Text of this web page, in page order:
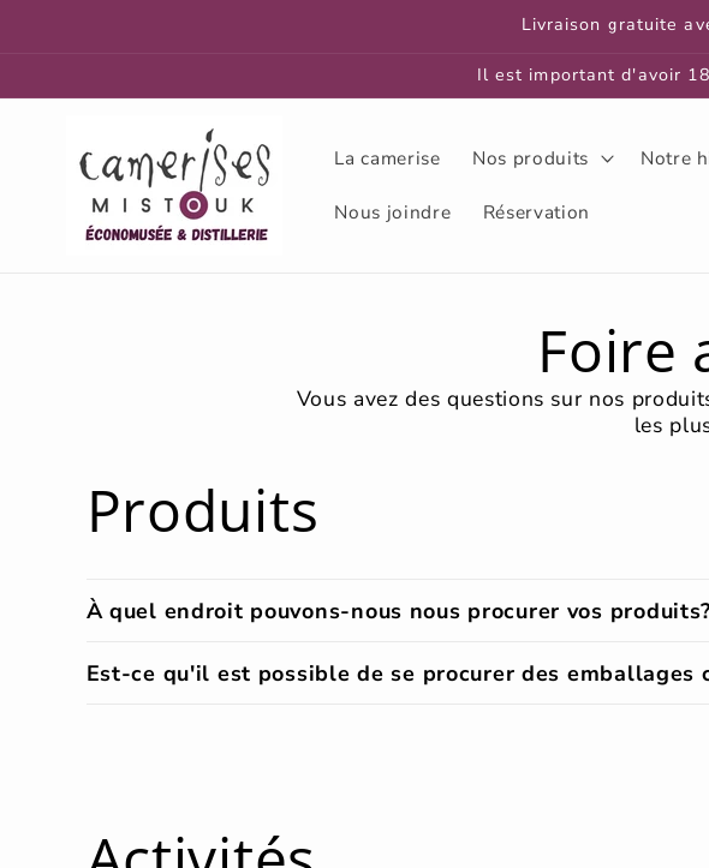
Livraison gratuite
Il est important d'avoir
La camerise Nos produits Notre
Nous joindre
Réservation
Foire
Vous avez des questions sur nos
les
Produits
À quel endroit pouvons-nous nous procurer vos produits?
Est-ce qu'il est possible de se procurer des emballages